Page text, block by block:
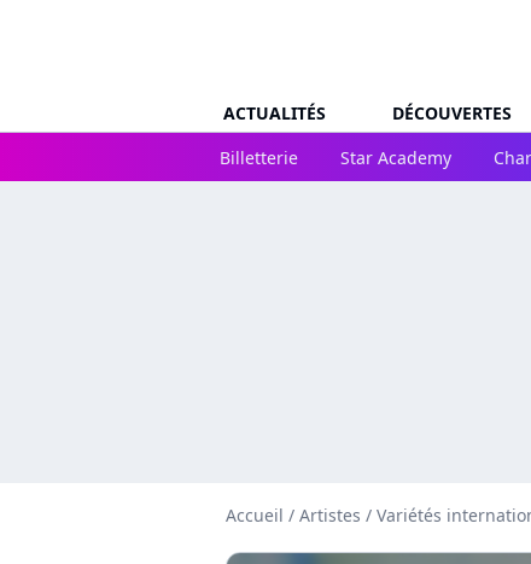
ACTUALITÉS DÉCOUVERTES
Billetterie
Star Academy
Accueil / Artistes / Variétés